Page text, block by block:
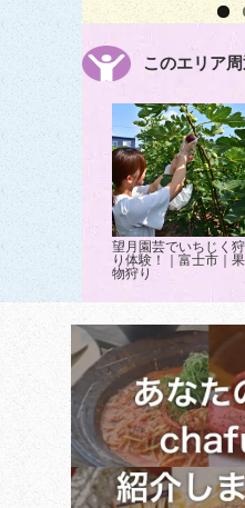
このエリア
望月園芸でいちじく狩
り体験！｜富士市｜果
物狩り